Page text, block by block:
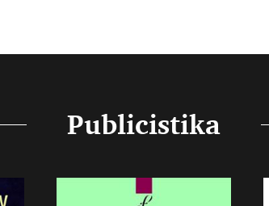
Publicistika